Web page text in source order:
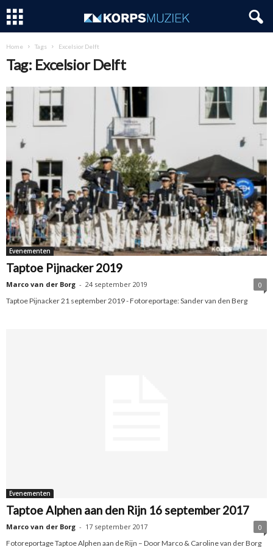
Home Tags Excelsior Delft
Tag: Excelsior Delft
Evenementen
Taptoe Pijnacker 2019
Marco van der Borg - 24 september 2019
0
Taptoe Pijnacker 21 september 2019 - Fotoreportage: Sander van den Berg
Evenementen
Taptoe Alphen aan den Rijn 16 september 2017
Marco van der Borg - 17 september 2017
0
Fotoreportage Taptoe Alphen aan de Rijn – Door Marco & Caroline van der Borg